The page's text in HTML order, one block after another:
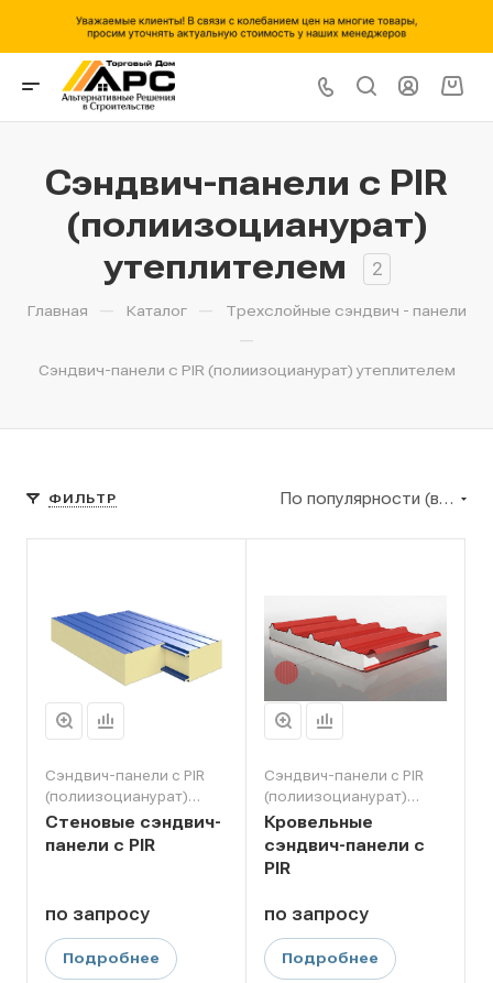
Сэндвич-панели с PIR
(полиизоцианурат)
утеплителем
2
Главная — Каталог — Трехслойные сэндвич - панели
—
Сэндвич-панели с PIR (полиизоцианурат) утеплителем
ФИЛЬТР По популярности (возрастание)
Сэндвич-панели с PIR
(полиизоцианурат)
утеплителем
Стеновые сэндвич-
панели c PIR
по запросу
Подробнее
Сэндвич-панели с PIR
(полиизоцианурат)
утеплителем
Кровельные
сэндвич-панели с
PIR
по запросу
Подробнее